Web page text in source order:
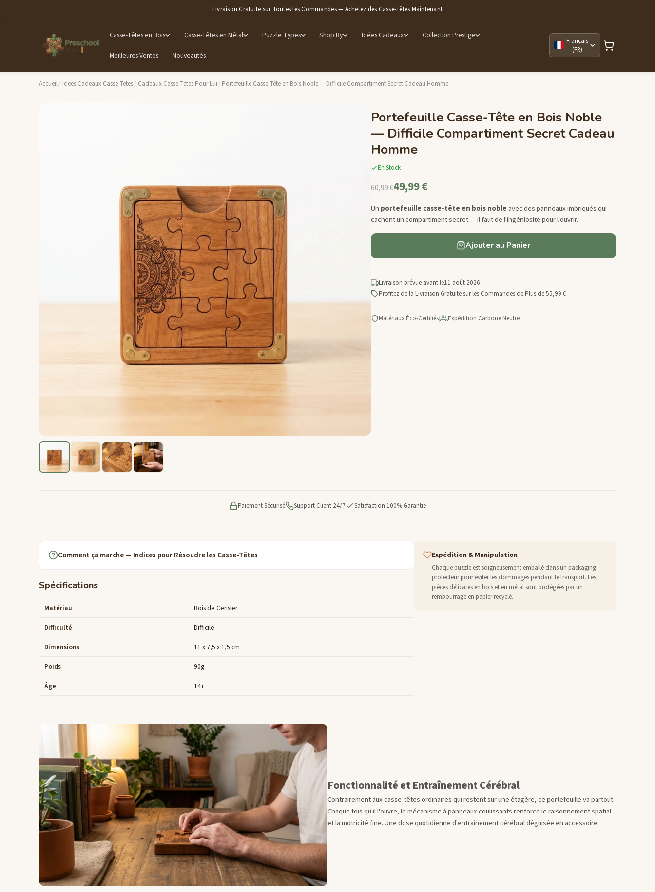
Livraison Gratuite sur Toutes les Commandes — Achetez des Casse-Têtes Maintenant
Casse-Têtes en Bois Casse-Têtes en Métal Puzzle Types Shop By Idées Cadeaux Collection Prestige
Meilleures Ventes Nouveautés
Français
(FR)
Accueil/ Idees Cadeaux Casse Tetes/ Cadeaux Casse Tetes Pour Lui / Portefeuille Casse-Tête en Bois Noble — Difficile Compartiment Secret Cadeau Homme
Portefeuille Casse-Tête en Bois Noble
— Difficile Compartiment Secret Cadeau
Homme
En Stock
60,99 €49,99 €
Un portefeuille casse-tête en bois noble avec des panneaux imbriqués qui
cachent un compartiment secret — il faut de l'ingéniosité pour l'ouvrir.
Ajouter au Panier
Livraison prévue avant le11 août 2026
Profitez de la Livraison Gratuite sur les Commandes de Plus de 55,99 €
Matériaux Éco-Certifiés| Expédition Carbone Neutre
Paiement Sécurisé Support Client 24/7 Satisfaction 100% Garantie
Comment ça marche — Indices pour Résoudre les Casse-Têtes
Spécifications
Matériau Bois de Cerisier
Difficulté Difficile
Dimensions 11 x 7,5 x 1,5 cm
Poids 90g
Âge 14+
Expédition & Manipulation
Chaque puzzle est soigneusement emballé dans un packaging
protecteur pour éviter les dommages pendant le transport. Les
pièces délicates en bois et en métal sont protégées par un
rembourrage en papier recyclé.
Fonctionnalité et Entraînement Cérébral
Contrairement aux casse-têtes ordinaires qui restent sur une étagère, ce portefeuille va partout.
Chaque fois qu'il l'ouvre, le mécanisme à panneaux coulissants renforce le raisonnement spatial
et la motricité fine. Une dose quotidienne d'entraînement cérébral déguisée en accessoire.